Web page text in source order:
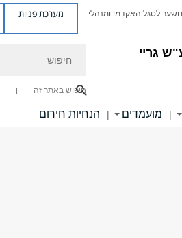
גריי
שער לסגל האקדמי ומנהלי מערכת פניות
חיפוש באתר זה
| מועמדים | הנחיות חירום